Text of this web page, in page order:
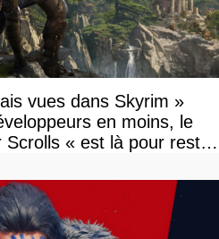
vues dans Skyrim »
en moins, le
Scrolls « est là pour rester